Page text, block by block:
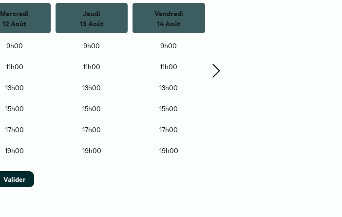
Mercredi
12 Août
9h00
11h00
13h00
15h00
17h00
19h00
Jeudi
13 Août
9h00
11h00
13h00
15h00
17h00
19h00
Vendredi
14 Août
9h00
11h00
13h00
15h00
17h00
19h00
Valider